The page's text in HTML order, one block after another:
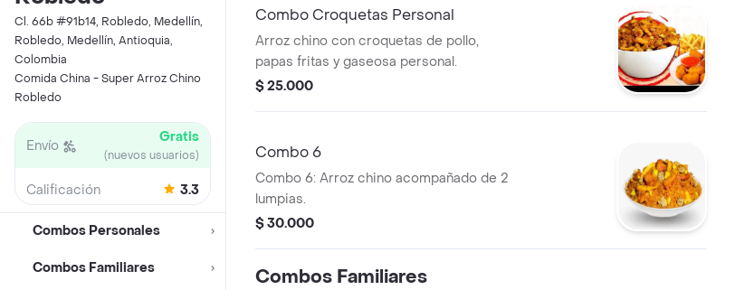
Cl. 66b #91b14, Robledo, Medellín,
Robledo, Medellín, Antioquia,
Colombia
Comida China - Super Arroz Chino
Robledo
Envío Gratis
(nuevos usuarios)
Calificación 3.3
Combos Personales
Combos Familiares
Combo Croquetas Personal
Arroz chino con croquetas de pollo,
papas fritas y gaseosa personal.
$ 25.000
Combo 6
Combo 6: Arroz chino acompañado de 2
lumpias.
$ 30.000
Combos Familiares